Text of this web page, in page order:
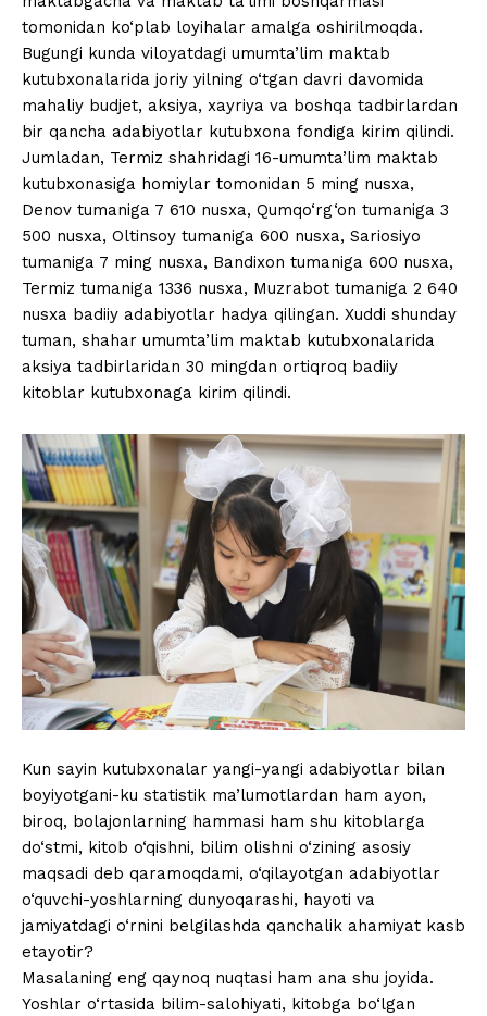
tomonidan ko‘plab loyihalar amalga oshirilmoqda.
Bugungi kunda viloyatdagi umumta’lim maktab
kutubxonalarida joriy yilning o‘tgan davri davomida
mahaliy budjet, aksiya, xayriya va boshqa tadbirlardan
bir qancha adabiyotlar kutubxona fondiga kirim qilindi.
Jumladan, Termiz shahridagi 16-umumta’lim maktab
kutubxonasiga homiylar tomonidan 5 ming nusxa,
Denov tumaniga 7 610 nusxa, Qumqo‘rg‘on tumaniga 3
500 nusxa, Oltinsoy tumaniga 600 nusxa, Sariosiyo
tumaniga 7 ming nusxa, Bandixon tumaniga 600 nusxa,
Termiz tumaniga 1336 nusxa, Muzrabot tumaniga 2 640
nusxa badiiy adabiyotlar hadya qilingan. Xuddi shunday
tuman, shahar umumta’lim maktab kutubxonalarida
aksiya tadbirlaridan 30 mingdan ortiqroq badiiy
kitoblar kutubxonaga kirim qilindi.
Kun sayin kutubxonalar yangi-yangi adabiyotlar bilan
boyiyotgani-ku statistik ma’lumotlardan ham ayon,
biroq, bolajonlarning hammasi ham shu kitoblarga
do‘stmi, kitob o‘qishni, bilim olishni o‘zining asosiy
maqsadi deb qaramoqdami, o‘qilayotgan adabiyotlar
o‘quvchi-yoshlarning dunyoqarashi, hayoti va
jamiyatdagi o‘rnini belgilashda qanchalik ahamiyat kasb
etayotir?
Masalaning eng qaynoq nuqtasi ham ana shu joyida.
Yoshlar o‘rtasida bilim-salohiyati, kitobga bo‘lgan